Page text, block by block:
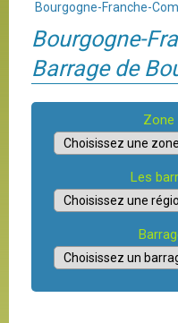
Bourgogne-Franche-
Bourgogne-
Barrage de
Zone
Les